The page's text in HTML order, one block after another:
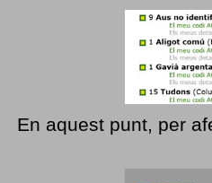
En aquest punt, per